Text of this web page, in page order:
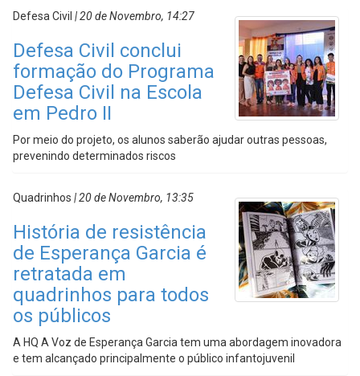
Defesa Civil | 20 de Novembro, 14:27
Defesa Civil conclui
formação do Programa
Defesa Civil na Escola
em Pedro II
Por meio do projeto, os alunos saberão ajudar outras pessoas,
prevenindo determinados riscos
Quadrinhos | 20 de Novembro, 13:35
História de resistência
de Esperança Garcia é
retratada em
quadrinhos para todos
os públicos
A HQ A Voz de Esperança Garcia tem uma abordagem inovadora
e tem alcançado principalmente o público infantojuvenil